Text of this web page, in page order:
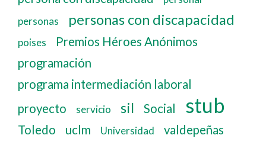
personas
personas con discapacidad
poises
Premios Héroes Anónimos
programación
programa intermediación laboral
proyecto
servicio sil Social stub
Toledo uclm Universidad valdepeñas